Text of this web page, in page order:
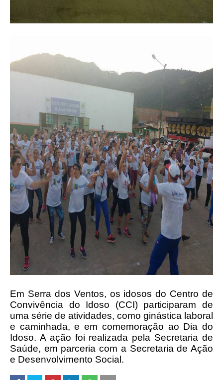
Em Serra dos Ventos, os idosos do Centro de
Convivência do Idoso (CCI) participaram de
uma série de atividades, como ginástica laboral
e caminhada, e em comemoração ao Dia do
Idoso. A ação foi realizada pela Secretaria de
Saúde, em parceria com a Secretaria de Ação
e Desenvolvimento Social.